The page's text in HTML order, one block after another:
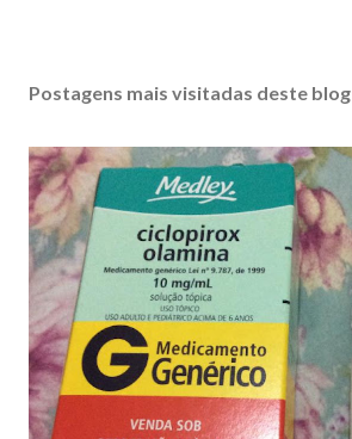
Postagens mais visitadas deste blog